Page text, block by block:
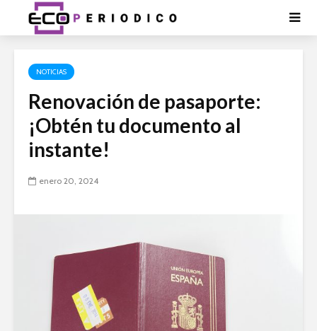
NOTICIAS
Renovación de pasaporte:
¡Obtén tu documento al
instante!
enero 20, 2024